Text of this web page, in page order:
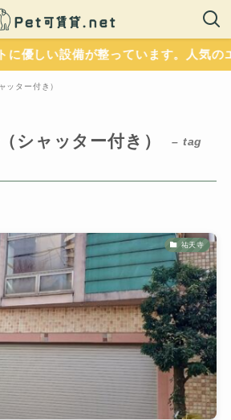
い設備が整っています。人気の
ッター付き）
シャッター付き）
– tag
祐天寺